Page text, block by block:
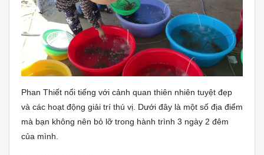
Phan Thiết nổi tiếng với cảnh quan thiên nhiên tuyệt đẹp
và các hoạt động giải trí thú vị. Dưới đây là một số địa điểm
mà bạn không nên bỏ lỡ trong hành trình 3 ngày 2 đêm
của mình.